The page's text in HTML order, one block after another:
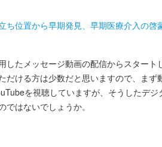
位置から早期発見、早期医療介入の啓
たメッセージ動画の配信からスタート
だける方は少数だと思いますので、まず
を視聴していますが、そうしたデジ
はないでしょうか。